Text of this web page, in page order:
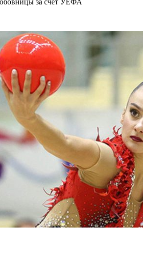
за счет УЕФА